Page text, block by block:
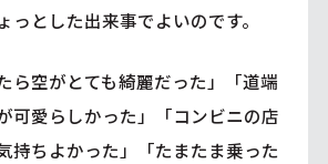
っとした出来事でよいのです。
ら空がとても綺麗だった」「道端
可愛らしかった」「コンビニの店
持ちよかった」「たまたま乗った